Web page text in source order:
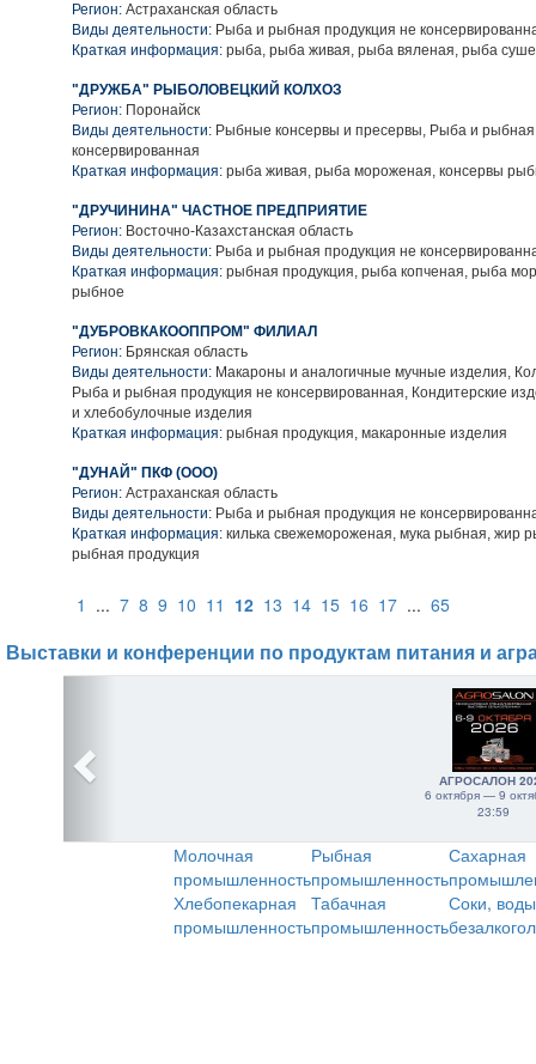
Регион: Астраханская область
Виды деятельности: Рыба и рыбная продукция не
Краткая информация: рыба, рыба живая, рыба вяленая, рыба
"ДРУЖБА" РЫБОЛОВЕЦКИЙ КОЛХОЗ
Регион: Поронайск
Виды деятельности: Рыбные консервы и пресервы, Рыба и рыбная
консервированная
Краткая информация: рыба живая, рыба мороженая, консервы
"ДРУЧИНИНА" ЧАСТНОЕ ПРЕДПРИЯТИЕ
Регион: Восточно-Казахстанская область
Виды деятельности: Рыба и рыбная продукция не
Краткая информация: рыбная продукция, рыба копченая, рыба
рыбное
"ДУБРОВКАКООППРОМ" ФИЛИАЛ
Регион: Брянская область
Виды деятельности: Макароны и аналогичные мучные изделия,
Рыба и рыбная продукция не консервированная, Кондитерские
и хлебобулочные изделия
Краткая информация: рыбная продукция, макаронные изделия
"ДУНАЙ" ПКФ (ООО)
Регион: Астраханская область
Виды деятельности: Рыба и рыбная продукция не
Краткая информация: килька свежемороженая, мука рыбная, жир
рыбная продукция
1 ... 7 8 9 10 11 12 13 14 15 16 17 ... 65
Выставки и конференции по продуктам питания и
АГРОСАЛОН
6 октября — 9
23:59
Молочная
промышленность
Рыбная
промышленность
Сахарная
Хлебопекарная
промышленность
Табачная
промышленность
Соки,